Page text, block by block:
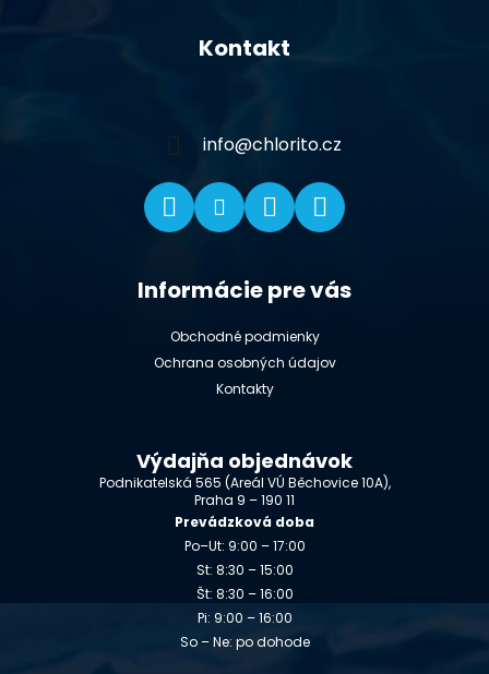
Kontakt
info@chlorito.cz
Informácie pre vás
Obchodné podmienky
Ochrana osobných údajov
Kontakty
Výdajňa objednávok
Podnikatelská 565 (Areál VÚ Běchovice 10A),
Praha 9 – 190 11
Prevádzková doba
Po–Ut: 9:00 – 17:00
St: 8:30 – 15:00
Št: 8:30 – 16:00
Pi: 9:00 – 16:00
So – Ne: po dohode